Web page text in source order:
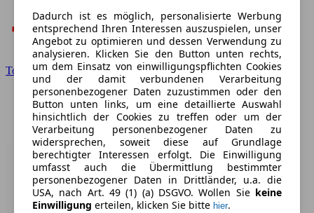
Toyota
Dadurch ist es möglich, personalisierte Werbung
entsprechend Ihren Interessen auszuspielen, unser
Angebot zu optimieren und dessen Verwendung zu
analysieren. Klicken Sie den Button unten rechts,
um dem Einsatz von einwilligungspflichten Cookies
und der damit verbundenen Verarbeitung
personenbezogener Daten zuzustimmen oder den
Button unten links, um eine detaillierte Auswahl
hinsichtlich der Cookies zu treffen oder um der
Verarbeitung personenbezogener Daten zu
widersprechen, soweit diese auf Grundlage
berechtigter Interessen erfolgt. Die Einwilligung
umfasst auch die Übermittlung bestimmter
personenbezogener Daten in Drittländer, u.a. die
USA, nach Art. 49 (1) (a) DSGVO. Wollen Sie keine
Einwilligung erteilen, klicken Sie bitte hier.